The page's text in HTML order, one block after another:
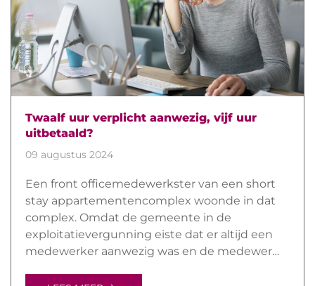
Twaalf uur verplicht aanwezig, vijf uur
uitbetaald?
09 augustus 2024
Een front officemedewerkster van een short
stay appartementencomplex woonde in dat
complex. Omdat de gemeente in de
exploitatievergunning eiste dat er altijd een
medewerker aanwezig was en de medewer…